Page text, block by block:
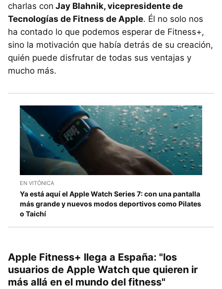
charlas con Jay Blahnik, vicepresidente de
Tecnologías de Fitness de Apple. Él no solo nos
ha contado lo que podemos esperar de Fitness+,
sino la motivación que había detrás de su creación,
quién puede disfrutar de todas sus ventajas y
mucho más.
EN VITÓNICA
Ya está aquí el Apple Watch Series 7: con una pantalla
más grande y nuevos modos deportivos como Pilates
o Taichí
Apple Fitness+ llega a España: "los
usuarios de Apple Watch que quieren ir
más allá en el mundo del fitness"